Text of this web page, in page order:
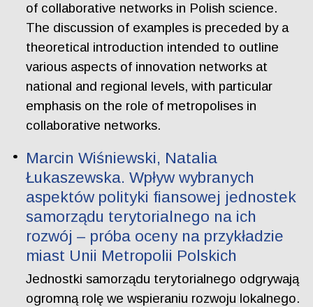
of collaborative networks in Polish science.
The discussion of examples is preceded by a
theoretical introduction intended to outline
various aspects of innovation networks at
national and regional levels, with particular
emphasis on the role of metropolises in
collaborative networks.
Marcin Wiśniewski, Natalia
Łukaszewska. Wpływ wybranych
aspektów polityki fiansowej jednostek
samorządu terytorialnego na ich
rozwój – próba oceny na przykładzie
miast Unii Metropolii Polskich
Jednostki samorządu terytorialnego odgrywają
ogromną rolę we wspieraniu rozwoju lokalnego.